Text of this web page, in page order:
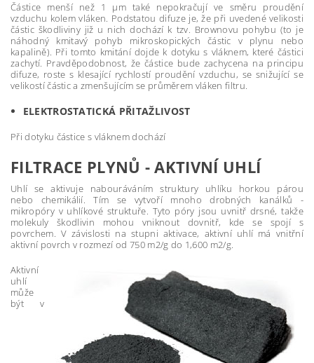
Částice menší než 1 μm také nepokračují ve směru proudění
vzduchu kolem vláken. Podstatou difuze je, že při uvedené velikosti
částic škodliviny již u nich dochází k tzv. Brownovu pohybu (to je
náhodný kmitavý pohyb mikroskopických částic v plynu nebo
kapalině). Při tomto kmitání dojde k dotyku s vláknem, které částici
zachytí. Pravděpodobnost, že částice bude zachycena na principu
difuze, roste s klesající rychlostí proudění vzduchu, se snižující se
velikostí částic a zmenšujícím se průměrem vláken filtru.
ELEKTROSTATICKÁ PŘITAŽLIVOST
Při dotyku částice s vláknem dochází
FILTRACE PLYNŮ - AKTIVNÍ UHLÍ
Uhlí se aktivuje nabouráváním struktury uhlíku horkou párou
nebo chemikálií. Tím se vytvoří mnoho drobných kanálků -
mikropóry v uhlíkové struktuře. Tyto póry jsou uvnitř drsné, takže
molekuly škodlivin mohou vniknout dovnitř, kde se spojí s
povrchem. V závislosti na stupni aktivace, aktivní uhlí má vnitřní
aktivní povrch v rozmezí od 750 m2/g do 1,600 m2/g.
Aktivní
uhlí
může
být v